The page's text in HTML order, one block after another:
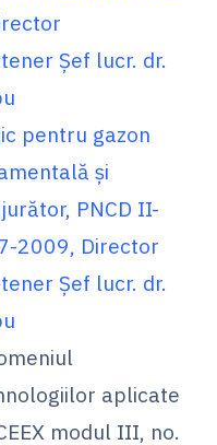
Șef lucr. dr.
pentru gazon
şi
PNCD II-
2009, Director
Șef lucr. dr.
aplicate
modul III, no.